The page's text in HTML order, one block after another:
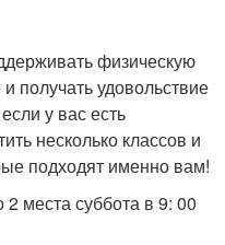
физическую
получать удовольствие
у вас есть
несколько классов и
подходят именно вам!
2 места суббота в 9: 00